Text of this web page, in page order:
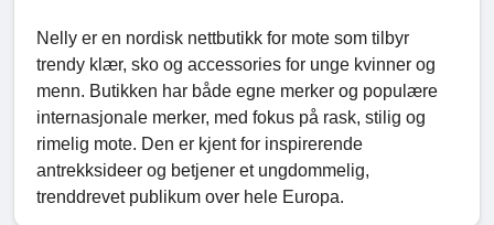
Nelly er en nordisk nettbutikk for mote som tilbyr
trendy klær, sko og accessories for unge kvinner og
menn. Butikken har både egne merker og populære
internasjonale merker, med fokus på rask, stilig og
rimelig mote. Den er kjent for inspirerende
antrekksideer og betjener et ungdommelig,
trenddrevet publikum over hele Europa.